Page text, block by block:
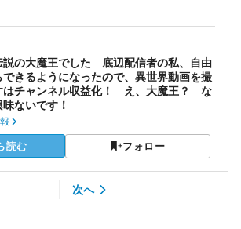
説の大魔王でした 底辺配信者の私、自由
きるようになったので、異世界動画を撮
はチャンネル収益化！ え、大魔王？ な
ないです！
読む フォロー
次へ